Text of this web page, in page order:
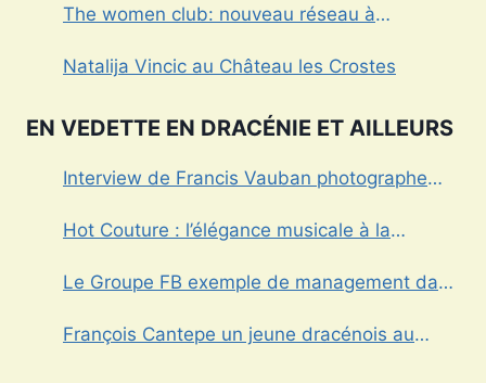
The women club: nouveau réseau à
Natalija Vincic au Château les Crostes
EN VEDETTE EN DRACÉNIE ET AILLEURS
Interview de Francis Vauban photographe
Hot Couture : l’élégance musicale à la
Le Groupe FB exemple de management dans
François Cantepe un jeune dracénois au